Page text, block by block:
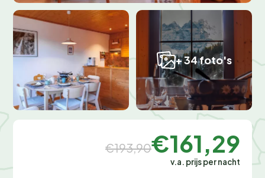
+ 34 foto's
€193,90€161,29
v.a. prijs per nacht